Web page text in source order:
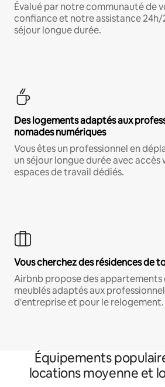
Évalué par notre communauté de
confiance et notre assistance
séjour longue durée.
Des logements adaptés aux
nomades numériques
Vous êtes un professionnel en
un séjour longue durée avec
espaces de travail dédiés.
Vous cherchez des résidences de
Airbnb propose des
meublés adaptés aux
d'entreprise et pour le relogement.
Équipements
locations moyenne et